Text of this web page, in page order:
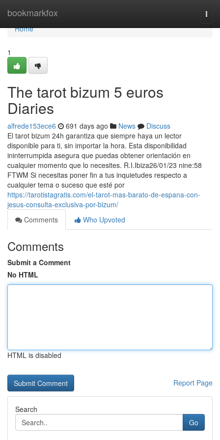
bookmarkfox
Home
Home
1
The tarot bizum 5 euros
Diaries
alfrede153ece6 691 days ago News
Discuss
El tarot bizum 24h garantiza que siempre haya un lector
disponible para ti, sin importar la hora. Esta disponibilidad
ininterrumpida asegura que puedas obtener orientación en
cualquier momento que lo necesites. R.I.Ibiza26/01/23 nine:58
FTWM Si necesitas poner fin a tus inquietudes respecto a
cualquier tema o suceso que esté por
https://tarotistagratis.com/el-tarot-mas-barato-de-espana-con-
jesus-consulta-exclusiva-por-bizum/
Comments
Who Upvoted
Comments
Submit a Comment
No HTML
HTML is disabled
Report Page
Search
Go